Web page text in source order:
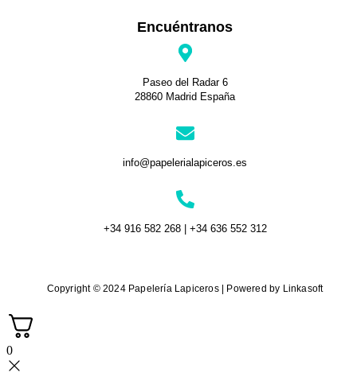
Encuéntranos
Paseo del Radar 6
28860 Madrid España
info@papelerialapiceros.es
+34 916 582 268 | +34 636 552 312
Copyright © 2024 Papelería Lapiceros | Powered by Linkasoft
0